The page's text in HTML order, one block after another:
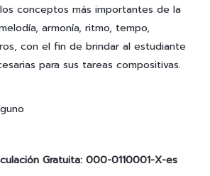
conceptos más importantes de la
armonía, ritmo, tempo,
con el fin de brindar al estudiante
para sus tareas compositivas.
Gratuita: 000-0110001-X-es